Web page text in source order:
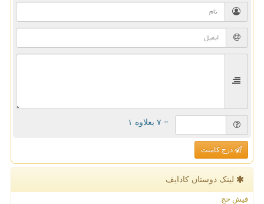
= ۷ بعلاوه ۱
درج کامنت
لینک دوستان كادایف
فیش حج